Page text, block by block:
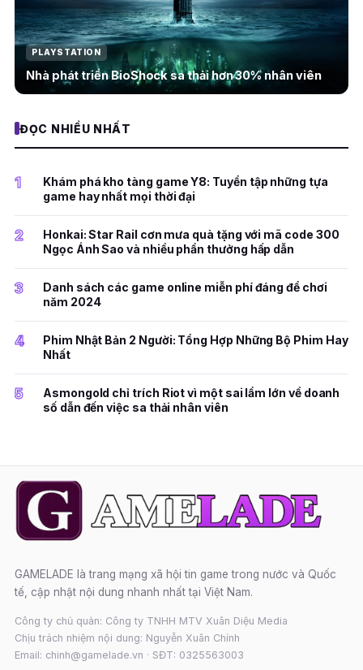
PLAYSTATION
Nhà phát triển BioShock sa thải hơn 30% nhân viên
ĐỌC NHIỀU NHẤT
1
Khám phá kho tàng game Y8: Tuyển tập những tựa
game hay nhất mọi thời đại
2
Honkai: Star Rail cơn mưa quà tặng với mã code 300
Ngọc Ánh Sao và nhiều phần thưởng hấp dẫn
3
Danh sách các game online miễn phí đáng để chơi
năm 2024
4
Phim Nhật Bản 2 Người: Tổng Hợp Những Bộ Phim Hay
Nhất
5
Asmongold chỉ trích Riot vì một sai lầm lớn về doanh
số dẫn đến việc sa thải nhân viên
GAMELADE là trang mạng xã hội tin game trong nước và Quốc
tế, cập nhật nội dung nhanh nhất tại Việt Nam.
Công ty chủ quản: Công ty TNHH MTV Xuân Diệu Media
Chịu trách nhiệm nội dung: Nguyễn Xuân Chính
Email: chinh@gamelade.vn · SĐT: 0325563003